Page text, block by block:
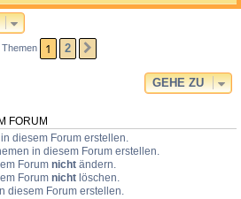
Themen 1 2
GEHE ZU
FORUM
diesem Forum erstellen.
in diesem Forum erstellen.
Forum nicht ändern.
Forum nicht löschen.
diesem Forum erstellen.